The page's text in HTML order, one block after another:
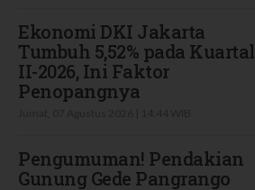
Ekonomi DKI Jakarta
Tumbuh 5,52% pada Kuartal
II-2026, Ini Faktor
Penopangnya
Pengumuman! Pendakian
Gunung Gede Pangrango